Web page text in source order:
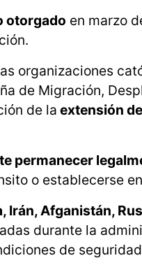
otorgado en marzo
organizaciones
de Migración,
de la extensión
permanecer
o establecerse
Irán, Afganistán,
durante la
de